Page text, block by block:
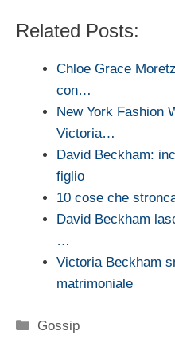
Related Posts:
Chloe Grace
con…
New York Fashion
Victoria…
David Beckham:
figlio
10 cose che
David Beckham
…
Victoria Beckham
matrimoniale
Categorie
Gossip